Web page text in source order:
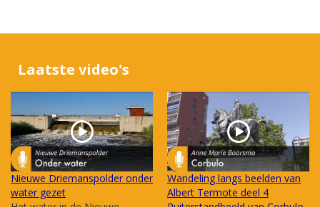
Laatste video's
Nieuwe Driemanspolder onder
water gezet
Wandeling langs beelden van
Albert Termote deel 4